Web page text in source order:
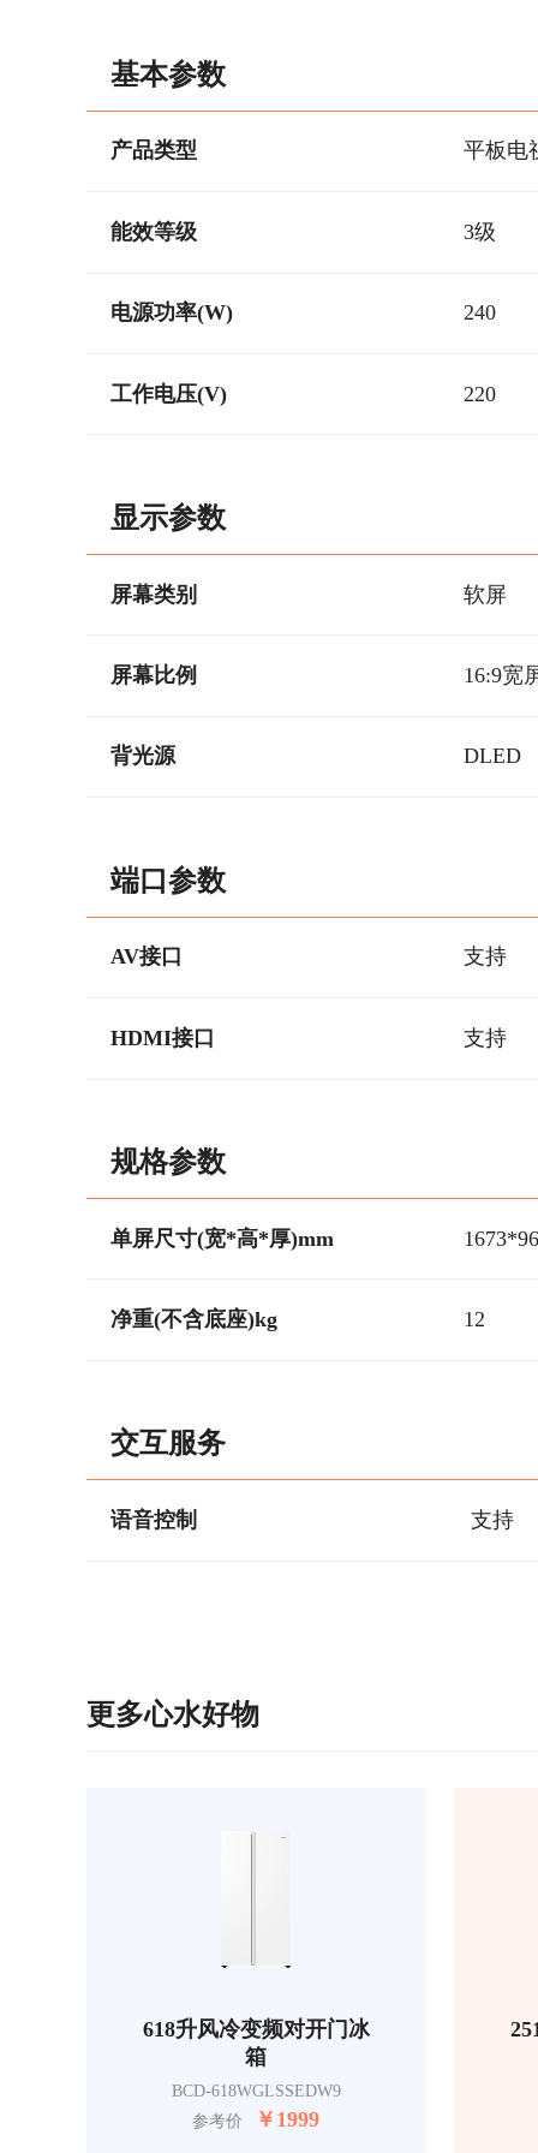
基本参数
产品类型 平板电
能效等级 3级
电源功率(W) 240
工作电压(V) 220
显示参数
屏幕类别 软屏
屏幕比例 16:9宽
背光源 DLED
端口参数
AV接口 支持
HDMI接口 支持
规格参数
单屏尺寸(宽*高*厚)mm
净重(不含底座)kg 12
交互服务
语音控制 支持
更多心水好物
618升风冷变频对开门冰
箱
BCD-618WGLSSEDW9
参考价
￥ 1999